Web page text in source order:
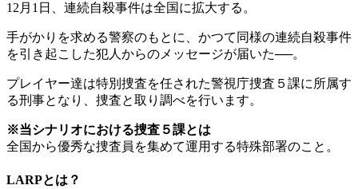
12月1日、連続自殺事件は全国に拡大する。
手がかりを求める警察のもとに、かつて同様の連続自殺事件
を引き起こした犯人からのメッセージが届いた──。
プレイヤー達は特別捜査を任された警視庁捜査５課に所属す
る刑事となり、捜査と取り調べを行います。
※当シナリオにおける捜査５課とは
全国から優秀な捜査員を集めて運用する特殊部署のこと。
LARPとは？